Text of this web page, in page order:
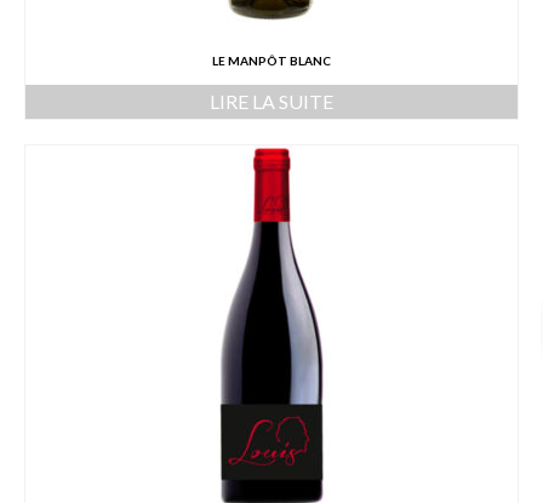
LE MANPÔT BLANC
LIRE LA SUITE